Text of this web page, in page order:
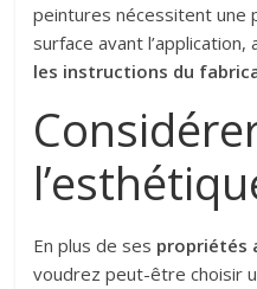
peintures nécessitent une
surface avant
les instructions du
En plus de ses propriétés
voudrez peut-être choisir